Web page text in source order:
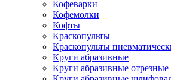
Кофеварки
Кофемолки
Кофты
Краскопульты
Краскопульты
Круги абразивные
Круги абразивные отрезные